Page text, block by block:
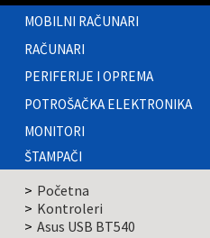
MOBILNI RAČUNARI
RAČUNARI
PERIFERIJE I OPREMA
POTROŠAČKA ELEKTRONIKA
MONITORI
ŠTAMPAČI
Početna
Kontroleri
Asus USB BT540